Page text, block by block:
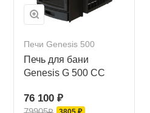
Печи Genesis 500
Печь для бани
Genesis G 500 СС
76 100 ₽